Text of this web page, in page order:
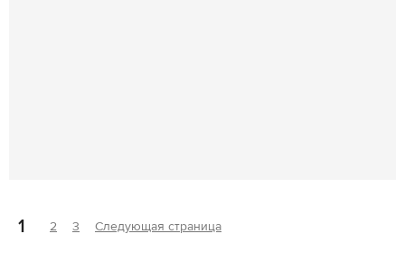
1 2 3 Следующая страница